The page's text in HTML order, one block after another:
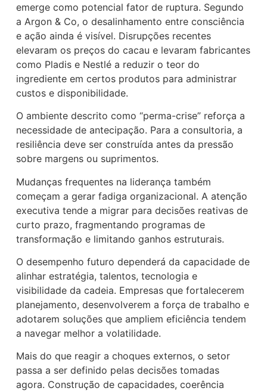
emerge como potencial fator de ruptura. Segundo
a Argon & Co, o desalinhamento entre consciência
e ação ainda é visível. Disrupções recentes
elevaram os preços do cacau e levaram fabricantes
como Pladis e Nestlé a reduzir o teor do
ingrediente em certos produtos para administrar
custos e disponibilidade.
O ambiente descrito como “perma-crise” reforça a
necessidade de antecipação. Para a consultoria, a
resiliência deve ser construída antes da pressão
sobre margens ou suprimentos.
Mudanças frequentes na liderança também
começam a gerar fadiga organizacional. A atenção
executiva tende a migrar para decisões reativas de
curto prazo, fragmentando programas de
transformação e limitando ganhos estruturais.
O desempenho futuro dependerá da capacidade de
alinhar estratégia, talentos, tecnologia e
visibilidade da cadeia. Empresas que fortalecerem
planejamento, desenvolverem a força de trabalho e
adotarem soluções que ampliem eficiência tendem
a navegar melhor a volatilidade.
Mais do que reagir a choques externos, o setor
passa a ser definido pelas decisões tomadas
agora. Construção de capacidades, coerência